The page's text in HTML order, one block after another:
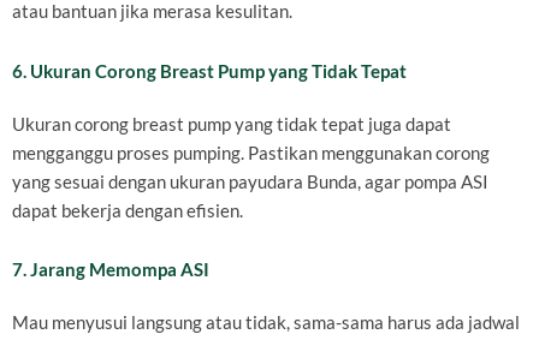
atau bantuan jika merasa kesulitan.
6. Ukuran Corong Breast Pump yang Tidak Tepat
Ukuran corong breast pump yang tidak tepat juga dapat
mengganggu proses pumping. Pastikan menggunakan corong
yang sesuai dengan ukuran payudara Bunda, agar pompa ASI
dapat bekerja dengan efisien.
7. Jarang Memompa ASI
Mau menyusui langsung atau tidak, sama-sama harus ada jadwal